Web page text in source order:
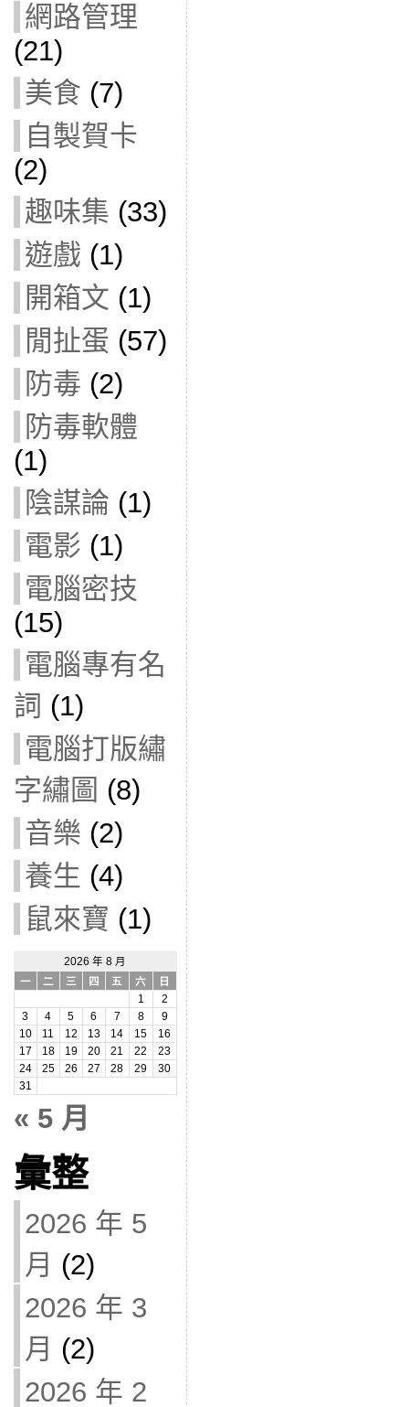
網路管理
(21)
美食 (7)
自製賀卡
(2)
趣味集 (33)
遊戲 (1)
開箱文 (1)
閒扯蛋 (57)
防毒 (2)
防毒軟體
(1)
陰謀論 (1)
電影 (1)
電腦密技
(15)
電腦專有名
詞 (1)
電腦打版繡
字繡圖 (8)
音樂 (2)
養生 (4)
鼠來寶 (1)
2026 年 8 月
一
二 三 四 五 六
日
1
2
3
4 5 6 7 8
9
10
11 12 13 14 15
16
17
18 19 20 21 22
23
24
25 26 27 28 29
30
31
« 5 月
彙整
2026 年 5
月 (2)
2026 年 3
月 (2)
2026 年 2